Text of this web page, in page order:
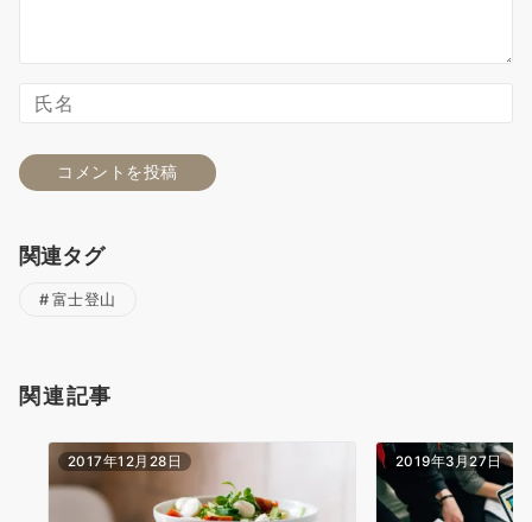
関連タグ
富士登山
関連記事
2017年12月28日 2019年3月27日